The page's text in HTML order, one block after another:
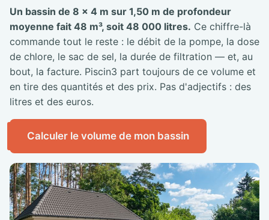
Un bassin de 8 × 4 m sur 1,50 m de profondeur
moyenne fait 48 m³, soit 48 000 litres. Ce chiffre-là
commande tout le reste : le débit de la pompe, la dose
de chlore, le sac de sel, la durée de filtration — et, au
bout, la facture. Piscin3 part toujours de ce volume et
en tire des quantités et des prix. Pas d'adjectifs : des
litres et des euros.
Calculer le volume de mon bassin